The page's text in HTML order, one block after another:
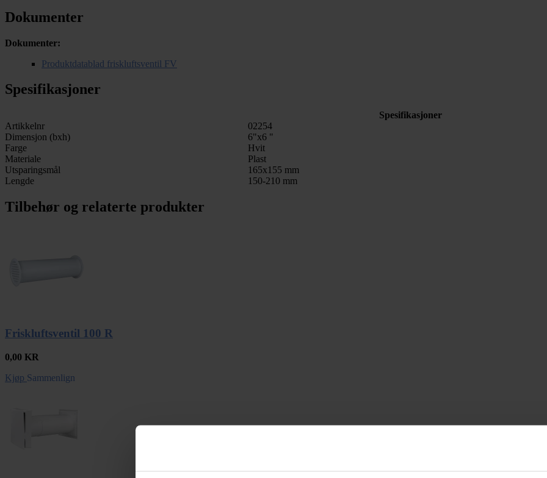
Dokumenter
Dokumenter:
Produktdatablad friskluftsventil FV
Spesifikasjoner
Spesifikasjoner
Artikkelnr
02254
Dimensjon (bxh)
6"x6 "
Farge
Hvit
Materiale
Plast
Utsparingsmål
165x155 mm
Lengde
150-210 mm
Tilbehør og relaterte produkter
Friskluftsventil 100 R
0,00 KR
Kjøp Sammenlign